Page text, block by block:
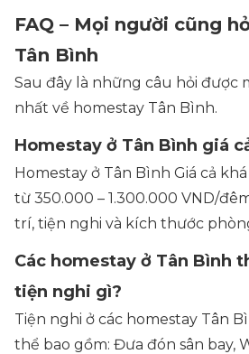
FAQ – Mọi người cũng
Tân Bình
Sau đây là những câu hỏi được
nhất về homestay Tân Bình.
Homestay ở Tân Bình giá
Homestay ở Tân Bình Giá cả
từ 350.000 – 1.300.000 VND/
trí, tiện nghi và kích thước
Các homestay ở Tân Bình
tiện nghi gì?
Tiện nghi ở các homestay Tân
thể bao gồm: Đưa đón sân bay,